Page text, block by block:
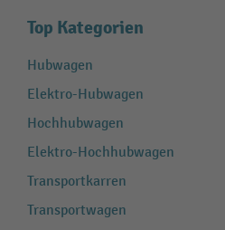
Top Kategorien
Hubwagen
Elektro-Hubwagen
Hochhubwagen
Elektro-Hochhubwagen
Transportkarren
Transportwagen